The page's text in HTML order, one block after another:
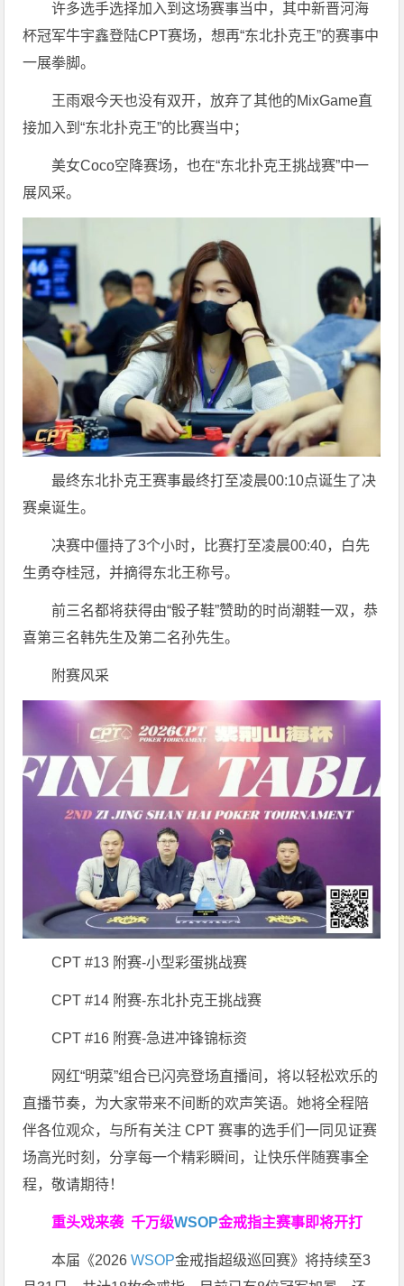
许多选手选择加入到这场赛事当中，其中新晋河海
杯冠军牛宇鑫登陆CPT赛场，想再“东北扑克王”的赛事中
一展拳脚。
王雨艰今天也没有双开，放弃了其他的MixGame直
接加入到“东北扑克王”的比赛当中；
美女Coco空降赛场，也在“东北扑克王挑战赛”中一
展风采。
最终东北扑克王赛事最终打至凌晨00:10点诞生了决
赛桌诞生。
决赛中僵持了3个小时，比赛打至凌晨00:40，白先
生勇夺桂冠，并摘得东北王称号。
前三名都将获得由“骰子鞋”赞助的时尚潮鞋一双，恭
喜第三名韩先生及第二名孙先生。
附赛风采
CPT #13 附赛-小型彩蛋挑战赛
CPT #14 附赛-东北扑克王挑战赛
CPT #16 附赛-急进冲锋锦标资
网红“明菜”组合已闪亮登场直播间，将以轻松欢乐的
直播节奏，为大家带来不间断的欢声笑语。她将全程陪
伴各位观众，与所有关注 CPT 赛事的选手们一同见证赛
场高光时刻，分享每一个精彩瞬间，让快乐伴随赛事全
程，敬请期待！
重头戏来袭千万级WSOP金戒指主赛事即将开打
本届《2026WSOP金戒指超级巡回赛》将持续至3